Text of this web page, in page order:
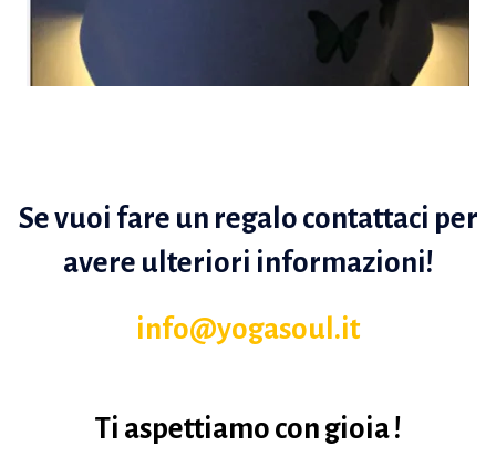
Se vuoi fare un regalo contattaci per
avere ulteriori informazioni!
info@yogasoul.it
Ti aspettiamo con gioia !